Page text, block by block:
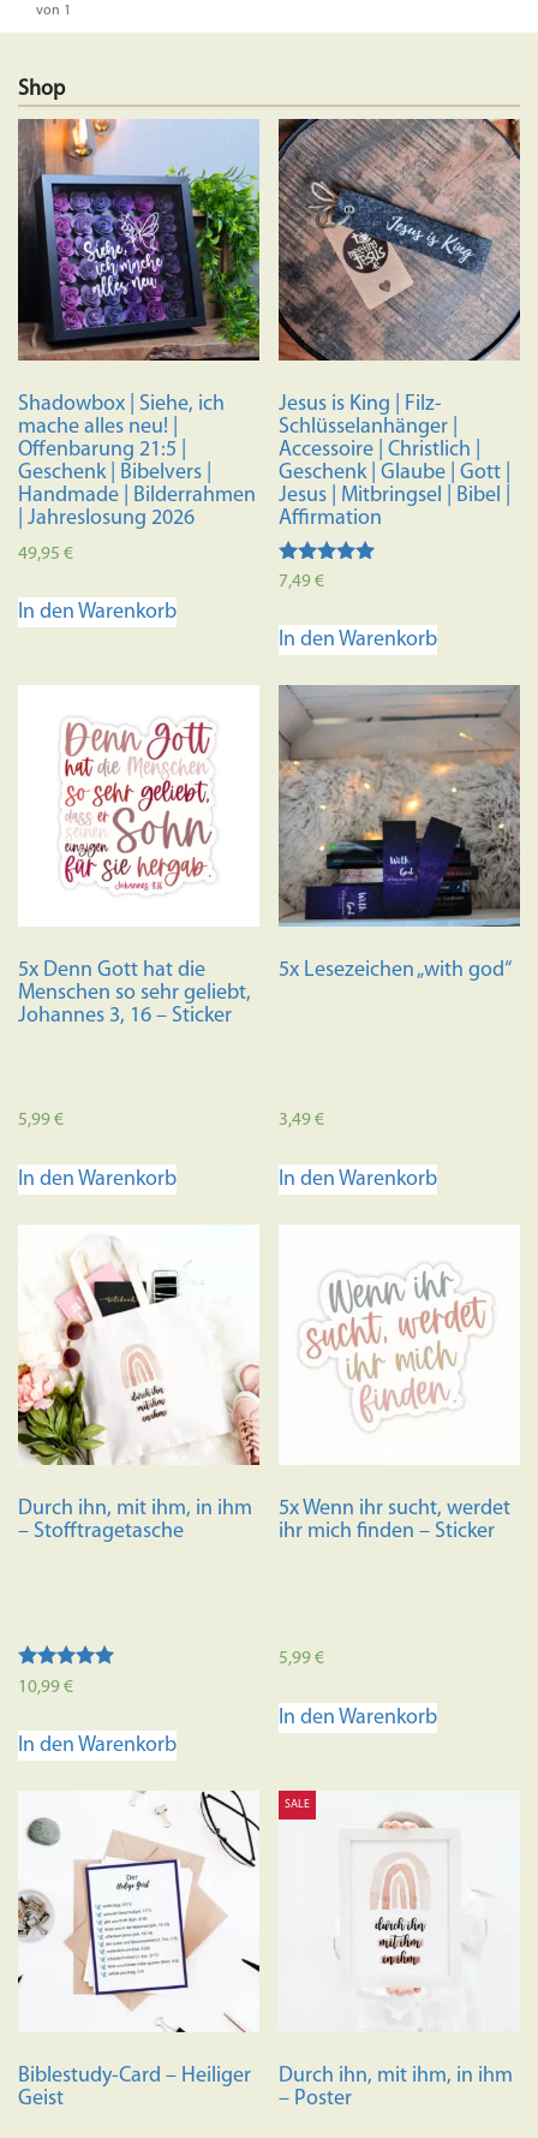
von 1
Shop
Shadowbox | Siehe, ich
mache alles neu! |
Offenbarung 21:5 |
Geschenk | Bibelvers |
Handmade | Bilderrahmen
| Jahreslosung 2026
49,95 €
In den Warenkorb
Jesus is King | Filz-
Schlüsselanhänger |
Accessoire | Christlich |
Geschenk | Glaube | Gott |
Jesus | Mitbringsel | Bibel |
Affirmation
Bewertet mit
7,49€
In den Warenkorb
5x Denn Gott hat die
Menschen so sehr geliebt,
Johannes 3, 16 – Sticker
5,99€
In den Warenkorb
5x Lesezeichen „with god“
3,49€
In den Warenkorb
Durch ihn, mit ihm, in ihm
– Stofftragetasche
Bewertet mit
5.00
10,99€
In den Warenkorb
5x Wenn ihr sucht, werdet
ihr mich finden – Sticker
5,99€
In den Warenkorb
Biblestudy-Card – Heiliger
Geist
SALE
Durch ihn, mit ihm, in ihm
– Poster